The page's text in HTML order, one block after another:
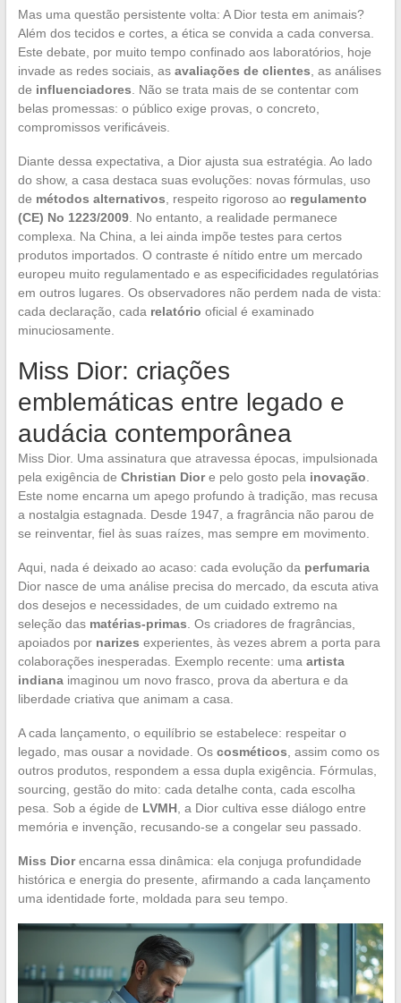
Mas uma questão persistente volta: A Dior testa em animais?
Além dos tecidos e cortes, a ética se convida a cada conversa.
Este debate, por muito tempo confinado aos laboratórios, hoje
invade as redes sociais, as avaliações de clientes , as análises
de influenciadores . Não se trata mais de se contentar com
belas promessas: o público exige provas, o concreto,
compromissos verificáveis.
Diante dessa expectativa, a Dior ajusta sua estratégia. Ao lado
do show, a casa destaca suas evoluções: novas fórmulas, uso
de métodos alternativos , respeito rigoroso ao regulamento
(CE) No 1223/2009. No entanto, a realidade permanece
complexa. Na China, a lei ainda impõe testes para certos
produtos importados. O contraste é nítido entre um mercado
europeu muito regulamentado e as especificidades regulatórias
em outros lugares. Os observadores não perdem nada de vista:
cada declaração, cada relatório oficial é examinado
minuciosamente.
Miss Dior: criações
emblemáticas entre legado e
audácia contemporânea
Miss Dior. Uma assinatura que atravessa épocas, impulsionada
pela exigência de Christian Diore pelo gosto pela inovação
Este nome encarna um apego profundo à tradição, mas recusa
a nostalgia estagnada. Desde 1947, a fragrância não parou de
se reinventar, fiel às suas raízes, mas sempre em movimento.
Aqui, nada é deixado ao acaso: cada evolução da perfumaria
Dior nasce de uma análise precisa do mercado, da escuta ativa
dos desejos e necessidades, de um cuidado extremo na
seleção das matérias-primas . Os criadores de fragrâncias,
apoiados por narizes experientes, às vezes abrem a porta para
colaborações inesperadas. Exemplo recente: uma artista
indianaimaginou um novo frasco, prova da abertura e da
liberdade criativa que animam a casa.
A cada lançamento, o equilíbrio se estabelece: respeitar o
legado, mas ousar a novidade. Os cosméticos , assim como os
outros produtos, respondem a essa dupla exigência. Fórmulas,
sourcing, gestão do mito: cada detalhe conta, cada escolha
pesa. Sob a égide de LVMH, a Dior cultiva esse diálogo entre
memória e invenção, recusando-se a congelar seu passado.
Miss Diorencarna essa dinâmica: ela conjuga profundidade
histórica e energia do presente, afirmando a cada lançamento
uma identidade forte, moldada para seu tempo.